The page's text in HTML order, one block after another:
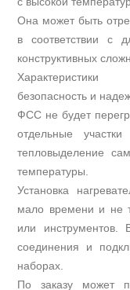
Она может быть
в соответствии с
конструктивных
безопасность и
ФСС не будет
отдельные
тепловыделение
температуры.
Установка
мало времени и не
или инструментов.
соединения и
наборах.
По заказу может